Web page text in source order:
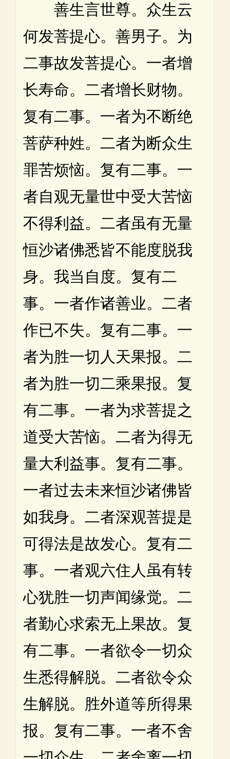
善生言世尊。众生云
何发菩提心。善男子。为
二事故发菩提心。一者增
长寿命。二者增长财物。
复有二事。一者为不断绝
菩萨种姓。二者为断众生
罪苦烦恼。复有二事。一
者自观无量世中受大苦恼
不得利益。二者虽有无量
恒沙诸佛悉皆不能度脱我
身。我当自度。复有二
事。一者作诸善业。二者
作已不失。复有二事。一
者为胜一切人天果报。二
者为胜一切二乘果报。复
有二事。一者为求菩提之
道受大苦恼。二者为得无
量大利益事。复有二事。
一者过去未来恒沙诸佛皆
如我身。二者深观菩提是
可得法是故发心。复有二
事。一者观六住人虽有转
心犹胜一切声闻缘觉。二
者勤心求索无上果故。复
有二事。一者欲令一切众
生悉得解脱。二者欲令众
生解脱。胜外道等所得果
报。复有二事。一者不舍